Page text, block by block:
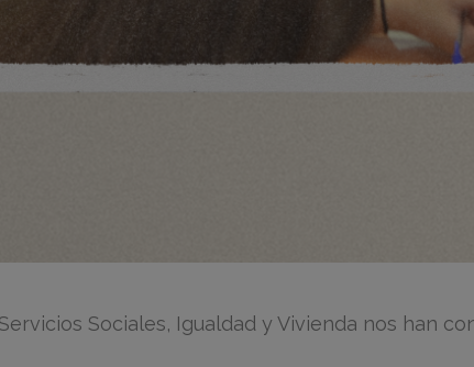
Sociales, Igualdad y Vivienda nos han